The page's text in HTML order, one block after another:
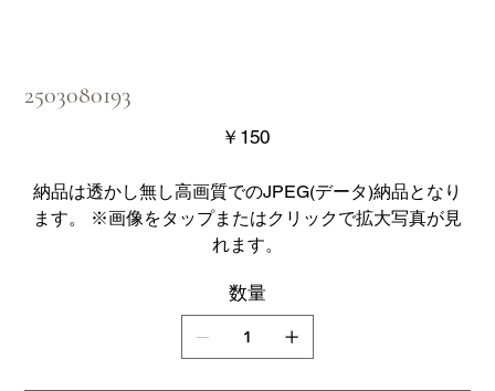
2503080193
価
格
￥150
納品は透かし無し高画質でのJPEG(データ)納品となり
ます。 ※画像をタップまたはクリックで拡大写真が見
れます。
数量